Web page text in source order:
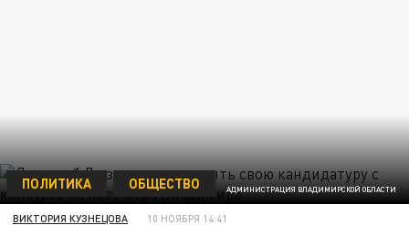
АДМИНИСТРАЦИЯ ВЛАДИМИРСКОЙ ОБЛАСТИ
ПОЛИТИКА ОБЩЕСТВО
ВИКТОРИЯ КУЗНЕЦОВА 10 НОЯБРЯ 14:41